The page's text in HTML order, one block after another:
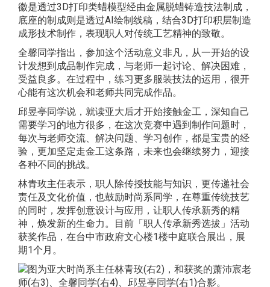
徽是透过3D打印类蜡模型经由金属脱蜡铸造技法制成，
底座的制成则是透过AI绘制线稿，结合3D打印积层制造
成形技术制作，表现职人对传统工艺精神的致敬。
全馨同学指出，参加这个活动意义非凡，从一开始的设
计发想到成品制作完成，与老师一起讨论、解决困难，
受益良多。在过程中，练习更多服装技法的运用，很开
心能有这次机会和老师共同完成作品。
邱昱亭同学说，就读亚大后才开始接触金工，深知自己
需要学习的地方很多，在这次竞赛中遇到制作问题时，
每次与老师交流、解决问题、学习创作，都是宝贵的经
验，更加坚定走金工这条路，未来也会继续努力，迎接
各种不同的挑战。
林青玫主任表示，职人除传授技能与知识，更传递社会
责任及文化价值，也鼓励时尚系同学，在尊重传统技艺
的同时，发挥创意设计与应用，让职人传承新秀的精
神，焕发新的生命力。目前「职人传承新秀选拔」活动
获奖作品，在台中市政府文心楼1楼中庭联合展出，展
期1个月。